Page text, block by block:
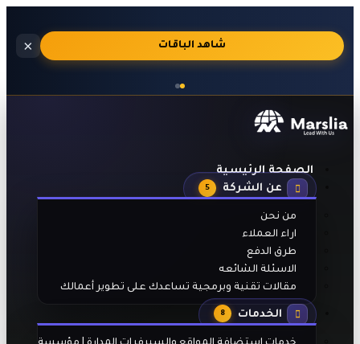
🔥
مع
تفعيل
بعد
الدفع
شاهد الباقات ×
الصفحة الرئيسية
عن الشركة
5
من نحن
اراء العملاء
طرق الدفع
الاسئلة الشائعه
مقالات تقنية وبرمجية تساعدك على تطوير أعمالك
الخدمات 8